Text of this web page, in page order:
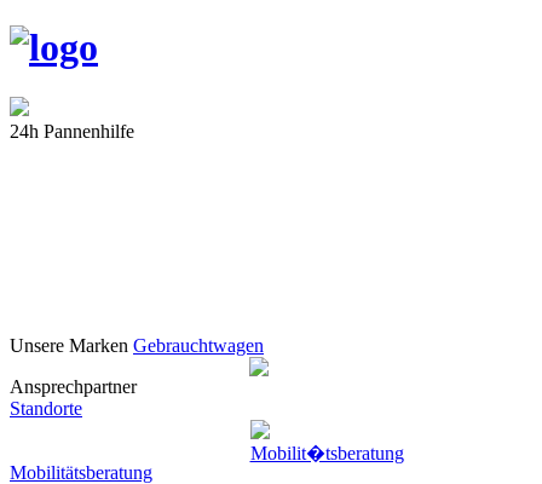
24h Pannenhilfe
Unsere Marken Gebrauchtwagen
Ansprechpartner
Standorte
Mobilitätsberatung